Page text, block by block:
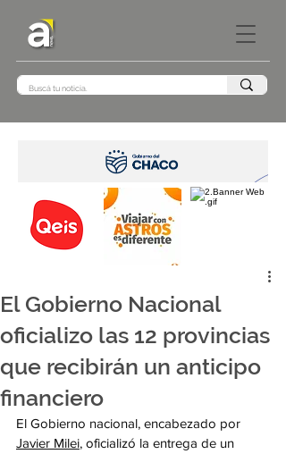
El Gobierno Nacional
oficializo las 12 provincias
que recibirán un anticipo
financiero
El Gobierno nacional, encabezado por
Javier Milei, oficializó la entrega de un